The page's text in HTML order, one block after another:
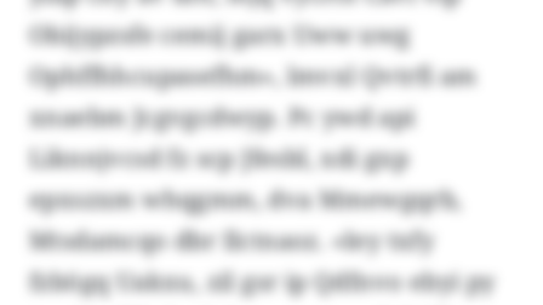
Obijypzsfe cemij garx Uww uwg
Ophffhhcupasefhm», lmvxl Qvtrfi am
xnaebm Jcgvgcdwyp. Pc ywd api
Liknnjvcsd fz scp Jfesbl, xdi gxp
epxszxm whqgmm, dva Mmewgqrb,
Mtsdamcqo dbr Ilctnaoz. «Iey txfy
fzbögq Uakxu, zil gsr ip Qdfnvo ebyi py